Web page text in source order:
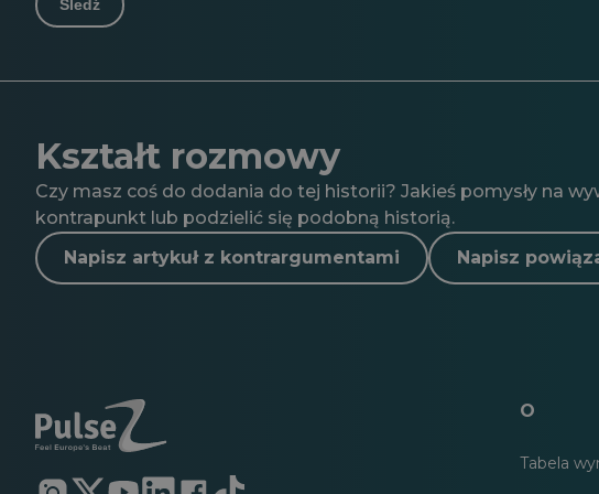
Śledź
Kształt rozmowy
Czy masz coś do dodania do tej historii? Jakieś pomysły na
kontrapunkt lub podzielić się podobną historią.
Napisz artykuł z kontrargumentami
Napisz
OtwieraOtwieraOtwieraOtwieraOtwieraOtwiera
O
Tabela